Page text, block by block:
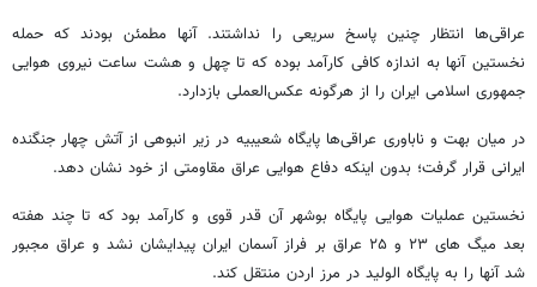
عراقی‌ها انتظار چنین پاسخ سریعی را نداشتند. آنها مطمئن بودند که حمله
نخستین آنها به اندازه کافی کارآمد بوده که تا چهل و هشت ساعت نیروی هوایی
جمهوری اسلامی ایران را از هرگونه عکس‌العملی بازدارد.
در میان بهت و ناباوری عراقی‌ها پایگاهشعیبیه در زیر انبوهی از آتش چهار جنگنده
ایرانی قرار گرفت؛ بدون اینکه دفاع هوایی عراق مقاومتی از خود نشان دهد.
نخستین عملیات هوایی پایگاه بوشهر آن قدر قوی و کارآمد بود که تا چند هفته
بعد میگ های
۲۳ و ۲۵ عراق بر فراز آسمان ایران پیدایشان نشد و عراق مجبور
شد آنها را به پایگاه الولید در مرز اردن منتقل کند.